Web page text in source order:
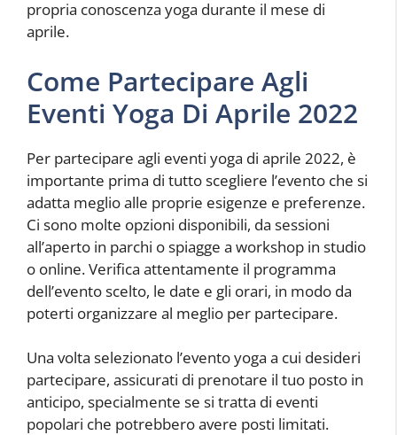
propria conoscenza yoga durante il mese di
aprile.
Come Partecipare Agli
Eventi Yoga Di Aprile 2022
Per partecipare agli eventi yoga di aprile 2022, è
importante prima di tutto scegliere l’evento che si
adatta meglio alle proprie esigenze e preferenze.
Ci sono molte opzioni disponibili, da sessioni
all’aperto in parchi o spiagge a workshop in studio
o online. Verifica attentamente il programma
dell’evento scelto, le date e gli orari, in modo da
poterti organizzare al meglio per partecipare.
Una volta selezionato l’evento yoga a cui desideri
partecipare, assicurati di prenotare il tuo posto in
anticipo, specialmente se si tratta di eventi
popolari che potrebbero avere posti limitati.